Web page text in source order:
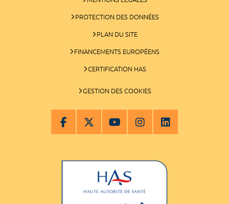
PROTECTION DES DONNÉES
PLAN DU SITE
FINANCEMENTS EUROPÉENS
CERTIFICATION HAS
GESTION DES COOKIES